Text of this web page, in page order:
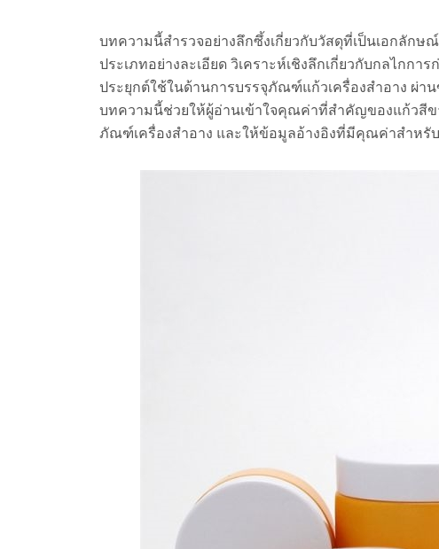
บทความนี้สำรวจอย่างลึกซึ้งเกี่ยวกับวัสดุที่เป็นเอกลัก
ประเภทอย่างละเอียด วิเคราะห์เชิงลึกเกี่ยวกับกลไกก
ประยุกต์ใช้ในด้านการบรรจุภัณฑ์แก้วเครื่องสำอาง ผ่
บทความนี้ช่วยให้ผู้อ่านเข้าใจคุณค่าที่สำคัญของแก้วสี
ภัณฑ์เครื่องสำอาง และให้ข้อมูลอ้างอิงที่มีคุณค่าสำหรั